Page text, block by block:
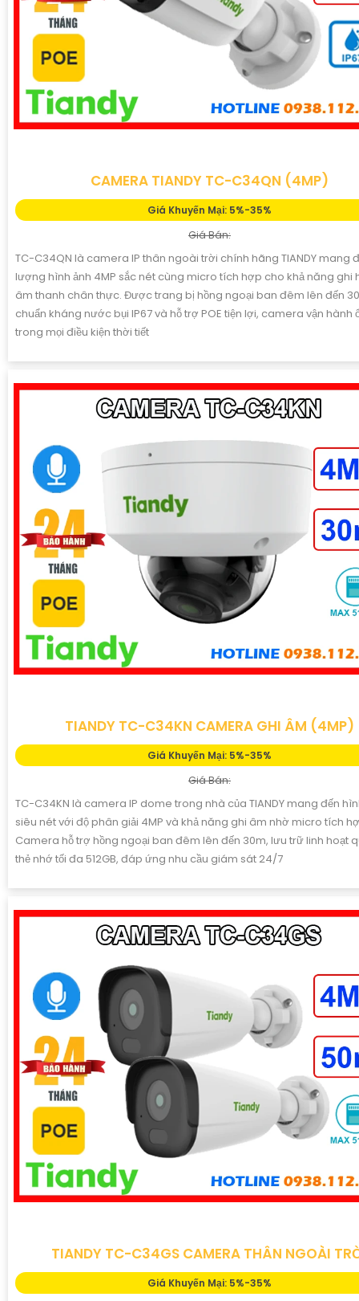
CAMERA TIANDY TC-C34QN (4MP)
Giá Khuyến Mại: 5%-35%
Giá Bán:
TC-C34QN là camera IP thân ngoài trời chính hãng TIANDY mang
lượng hình ảnh 4MP sắc nét cùng micro tích hợp cho khả năng ghi
âm thanh chân thực. Được trang bị hồng ngoại ban đêm lên đến
chuẩn kháng nước bụi IP67 và hỗ trợ POE tiện lợi, camera vận hành
trong mọi điều kiện thời tiết
TIANDY TC-C34KN CAMERA GHI ÂM (4MP)
Giá Khuyến Mại: 5%-35%
Giá Bán:
TC-C34KN là camera IP dome trong nhà của TIANDY mang đến
siêu nét với độ phân giải 4MP và khả năng ghi âm nhờ micro tích
Camera hỗ trợ hồng ngoại ban đêm lên đến 30m, lưu trữ linh hoạt
thẻ nhớ tối đa 512GB, đáp ứng nhu cầu giám sát 24/7
TIANDY TC-C34GS CAMERA THÂN NGOÀI
Giá Khuyến Mại: 5%-35%